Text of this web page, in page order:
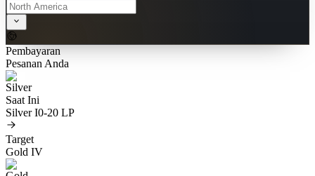
Pembayaran
Pesanan Anda
Saat Ini
Silver I0-20 LP
Target
Gold IV